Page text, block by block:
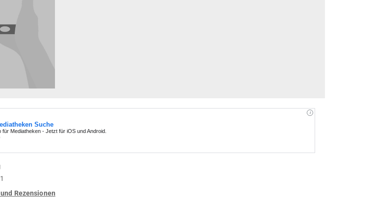
Rezensionen